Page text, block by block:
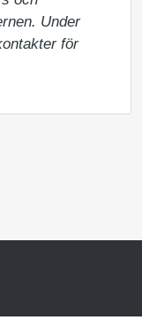
Under
för